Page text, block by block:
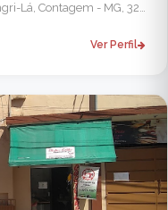
Av. Campína Grande, 105 - Parque Xangri-Lá, Contagem - MG, 32186-300, Brasil
Ver Perfil